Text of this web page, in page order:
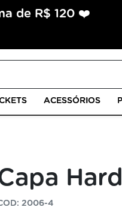
de R$ 120 ❤️
ACESSÓRIOS
2006-4